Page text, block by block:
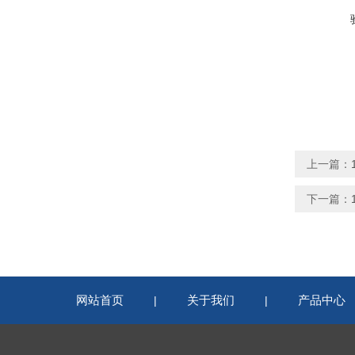
上一篇：
下一篇：
网站首页 | 关于我们 | 产品中心